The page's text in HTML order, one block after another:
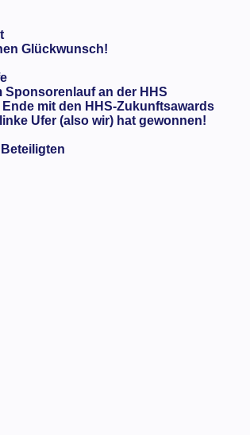
Glückwunsch!
an der HHS
mit den HHS-Zukunftsawards
Ufer (also wir) hat gewonnen!